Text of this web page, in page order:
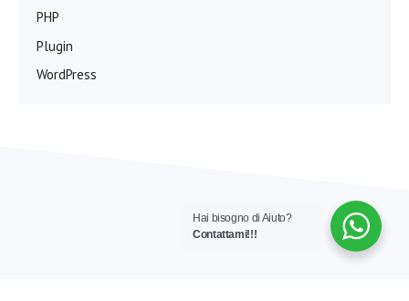
PHP
Plugin
WordPress
Hai bisogno di Aiuto?
Contattami!!!